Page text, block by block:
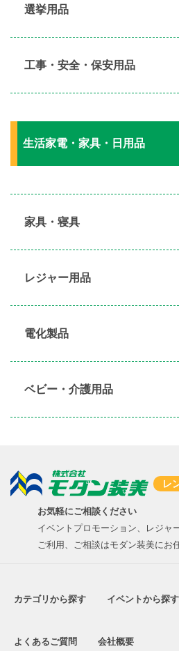
選挙用品
工事・安全・保安用品
生活家電・家具・日用品
家具・寝具​
レジャー用品
電化製品​
ベビー・介護用品​
レ
お気軽にご相談ください
イベントプロモーション、レジャ
ご利用、ご相談はモダン装美にお
カテゴリから探す イベントから探す
よくあるご質問 会社概要